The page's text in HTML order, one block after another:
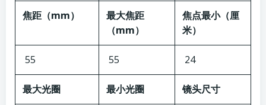
焦距（mm）
最大焦距
（mm）
焦点最小（厘
米）
55 55 24
最大光圈 最小光圈 镜头尺寸